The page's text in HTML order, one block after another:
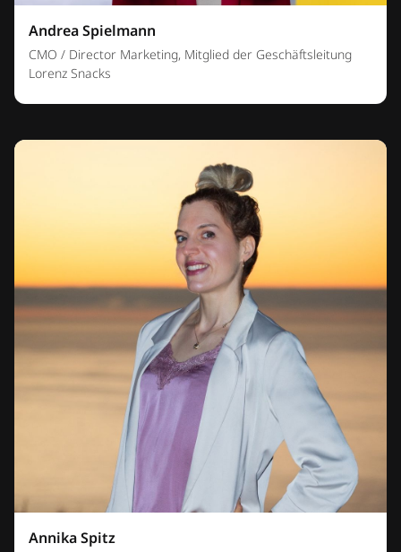
Andrea Spielmann
CMO / Director Marketing, Mitglied der Geschäftsleitung
Lorenz Snacks
Annika Spitz